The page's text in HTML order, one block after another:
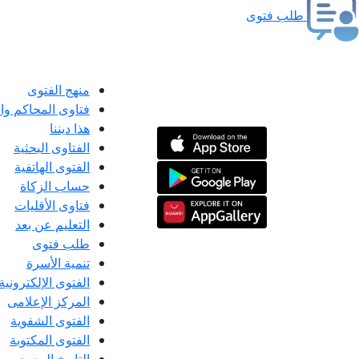
طلب فتوى
منهج الفتوى
فتاوى المحاكم
هذا ديننا
الفتاوى البحثية
الفتوى الهاتفية
حساب الزكاة
فتاوى الأقليات
التعليم عن بعد
طلب فتوى
تنمية الأسرة
الفتوى الإلكترونية
المركز الإعلامى
الفتوى الشفوية
الفتوى المكتوبة